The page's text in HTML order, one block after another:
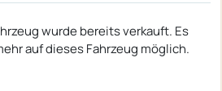
wurde bereits verkauft. Es
auf dieses Fahrzeug möglich.